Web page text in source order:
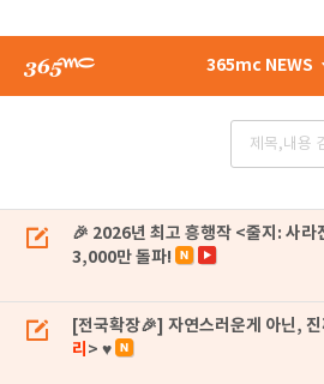
365mc NEWS
🎉 2026년 최고 흥행작 <줄지: 사라
3,000만 돌파!
[전국확장🎉] 자연스러운게 아닌,
리 > ♥